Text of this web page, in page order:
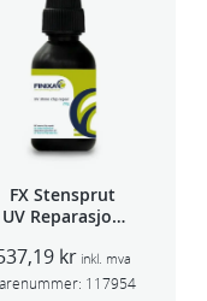
FX Stensprut
UV Reparasjon
kr inkl. mva
117954